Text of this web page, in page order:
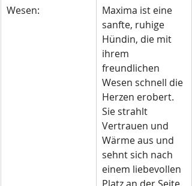
Wesen:
Maxima ist eine
sanfte, ruhige
Hündin, die mit
ihrem
freundlichen
Wesen schnell die
Herzen erobert.
Sie strahlt
Vertrauen und
Wärme aus und
sehnt sich nach
einem liebevollen